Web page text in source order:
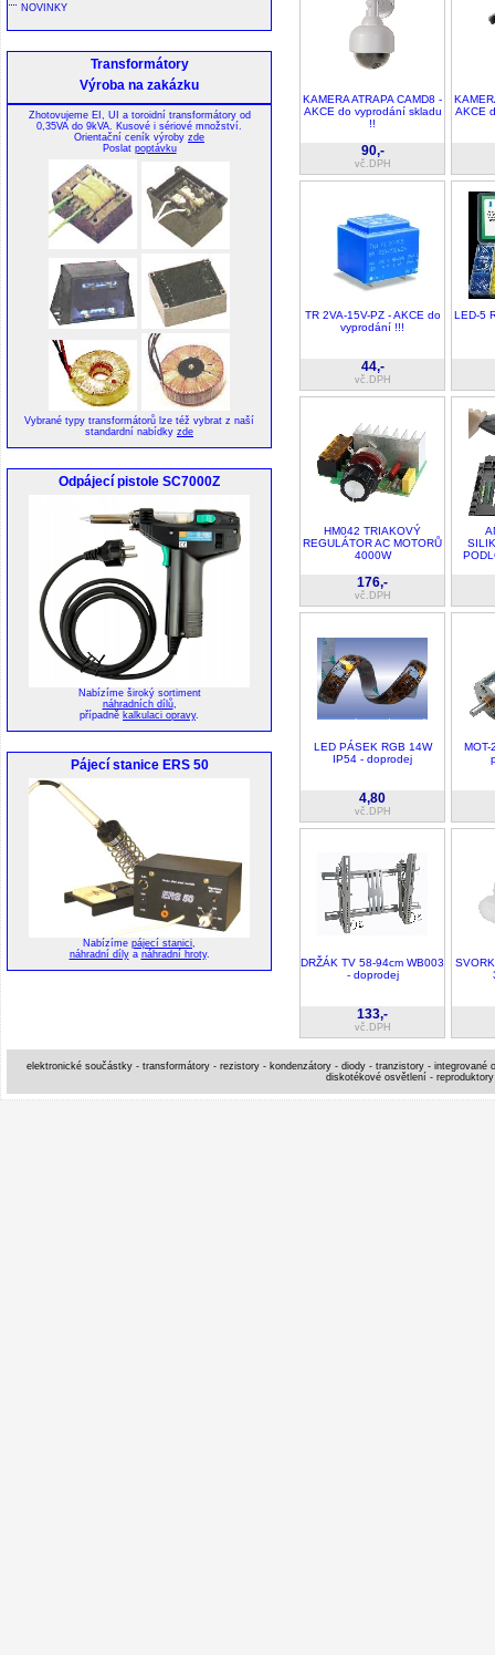
NOVINKY
Transformátory
Výroba na zakázku
Zhotovujeme EI, UI a toroidní transformátory od
0,35VA do 9kVA. Kusové i sériové množství.
Orientační ceník výroby zde
Poslat poptávku
Vybrané typy transformátorů lze též vybrat z naší
standardní nabídky zde
Odpájecí pistole SC7000Z
Nabízíme široký sortiment
náhradních dílů,
případně kalkulaci opravy.
Pájecí stanice ERS 50
Nabízíme pájecí stanici,
náhradní dílya náhradní hroty.
KAMERA ATRAPA CAMD8 -
AKCE do vyprodání skladu
!!
90,-
vč.DPH
AKCE
TR 2VA-15V-PZ - AKCE do
vyprodání !!!
44,-
vč.DPH
LED-5
HM042 TRIAKOVÝ
REGULÁTOR AC MOTORŮ
4000W
176,-
vč.DPH
LED PÁSEK RGB 14W
IP54 - doprodej
4,80
vč.DPH
MOT-
DRŽÁK TV 58-94cm WB003
- doprodej
133,-
vč.DPH
elektronické součástky - transformátory - rezistory - kondenzátory - diody - tranzistory -
diskotékové osvětlení -